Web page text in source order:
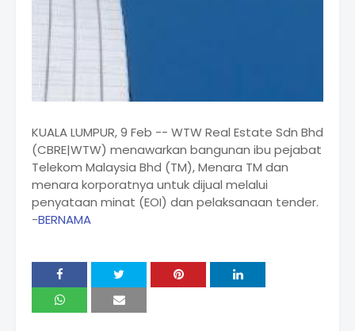
KUALA LUMPUR, 9 Feb -- WTW Real Estate Sdn Bhd
(CBRE|WTW) menawarkan bangunan ibu pejabat
Telekom Malaysia Bhd (TM), Menara TM dan
menara korporatnya untuk dijual melalui
penyataan minat (EOI) dan pelaksanaan tender.
-BERNAMA